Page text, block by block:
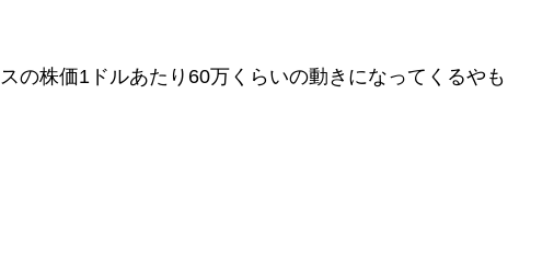
の株価1ドルあたり60万くらいの動きになってくるやも